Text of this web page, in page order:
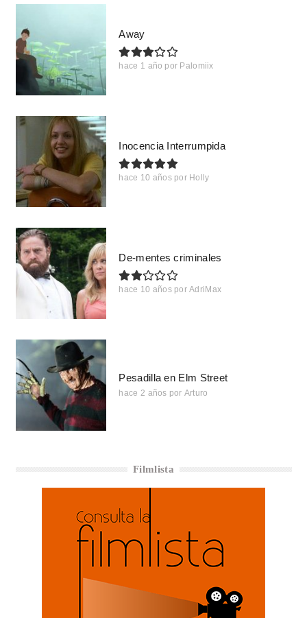
Away
hace 1 año por Palomiix
Inocencia Interrumpida
hace 10 años por Holly
De-mentes criminales
hace 10 años por AdriMax
Pesadilla en Elm Street
hace 2 años por Arturo
Filmlista